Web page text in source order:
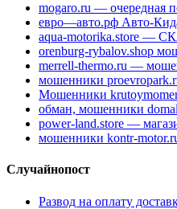
mogaro.ru — очередная
евро—авто.рф Авто-
aqua-motorika.store —
orenburg-rybalov.shop
merrell-thermo.ru —
мошенники
Мошенники
обман, мошенники
power-land.store —
мошенники kontr-
Случайнопост
Развод на оплату